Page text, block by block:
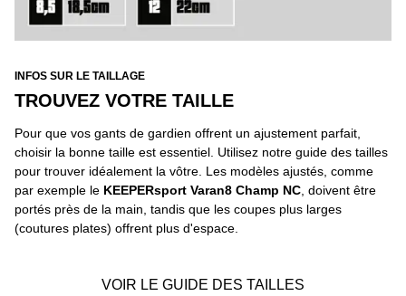
INFOS SUR LE TAILLAGE
TROUVEZ VOTRE TAILLE
Pour que vos gants de gardien offrent un ajustement parfait,
choisir la bonne taille est essentiel. Utilisez notre guide des tailles
pour trouver idéalement la vôtre. Les modèles ajustés, comme
par exemple le KEEPERsport Varan8 Champ NC, doivent être
portés près de la main, tandis que les coupes plus larges
(coutures plates) offrent plus d'espace.
VOIR LE GUIDE DES TAILLES